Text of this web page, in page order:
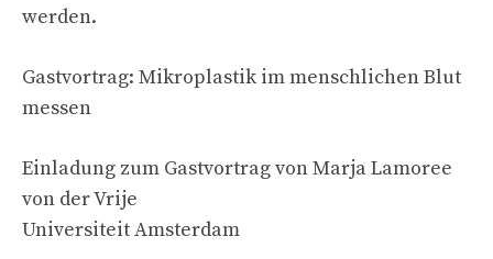
werden.
Gastvortrag: Mikroplastik im menschlichen Blut
messen
Einladung zum Gastvortrag von Marja Lamoree
von der Vrije
Universiteit Amsterdam